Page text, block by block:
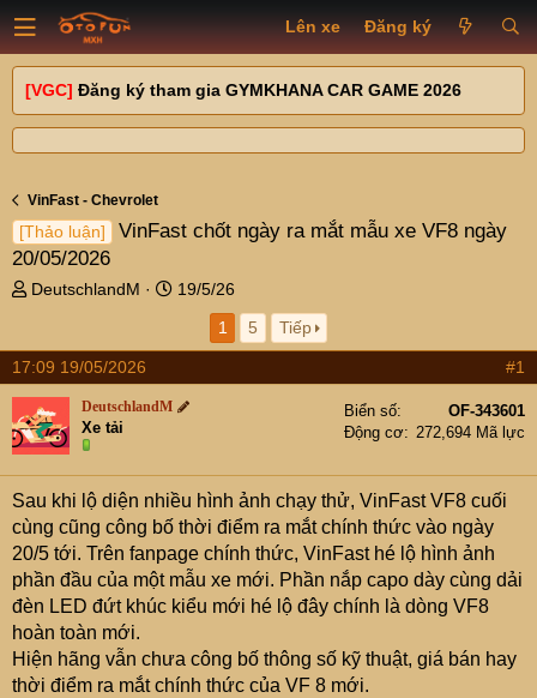
Lên xe Đăng ký
[VGC] Đăng ký tham gia GYMKHANA CAR GAME 2026
VinFast - Chevrolet
[Thảo luận]
VinFast chốt ngày ra mắt mẫu xe VF8 ngày
20/05/2026
T
e
a
d
s
t
r
e
r
DeutschlandM
N
y
ử
19/5/26
1
5 Tiếp
17:09 19/05/2026 #1
DeutschlandM
Xe tải
Biển số
OF-343601
Động cơ
272,694 Mã lực
Sau khi lộ diện nhiều hình ảnh chạy thử, VinFast VF8 cuối
cùng cũng công bố thời điểm ra mắt chính thức vào ngày
20/5 tới. Trên fanpage chính thức, VinFast hé lộ hình ảnh
phần đầu của một mẫu xe mới. Phần nắp capo dày cùng dải
đèn LED đứt khúc kiểu mới hé lộ đây chính là dòng VF8
hoàn toàn mới.
Hiện hãng vẫn chưa công bố thông số kỹ thuật, giá bán hay
thời điểm ra mắt chính thức của VF 8 mới.